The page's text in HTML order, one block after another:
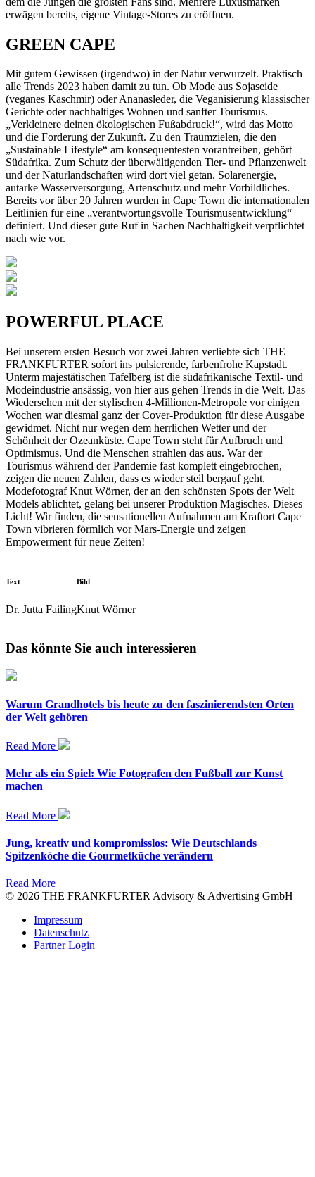
erwägen bereits, eigene Vintage-Stores zu eröffnen.
GREEN CAPE
Mit gutem Gewissen (irgendwo) in der Natur verwurzelt. Praktisch
alle Trends 2023 haben damit zu tun. Ob Mode aus Sojaseide
(veganes Kaschmir) oder Ananasleder, die Veganisierung klassischer
Gerichte oder nachhaltiges Wohnen und sanfter Tourismus.
„Verkleinere deinen ökologischen Fußabdruck!“, wird das Motto
und die Forderung der Zukunft. Zu den Traumzielen, die den
„Sustainable Lifestyle“ am konsequentesten vorantreiben, gehört
Südafrika. Zum Schutz der überwältigenden Tier- und Pflanzenwelt
und der Naturlandschaften wird dort viel getan. Solarenergie,
autarke Wasserversorgung, Artenschutz und mehr Vorbildliches.
Bereits vor über 20 Jahren wurden in Cape Town die internationalen
Leitlinien für eine „verantwortungsvolle Tourismusentwicklung“
definiert. Und dieser gute Ruf in Sachen Nachhaltigkeit verpflichtet
nach wie vor.
POWERFUL PLACE
Bei unserem ersten Besuch vor zwei Jahren verliebte sich THE
FRANKFURTER sofort ins pulsierende, farbenfrohe Kapstadt.
Unterm majestätischen Tafelberg ist die südafrikanische Textil- und
Modeindustrie ansässig, von hier aus gehen Trends in die Welt. Das
Wiedersehen mit der stylischen 4-Millionen-Metropole vor einigen
Wochen war diesmal ganz der Cover-Produktion für diese Ausgabe
gewidmet. Nicht nur wegen dem herrlichen Wetter und der
Schönheit der Ozeanküste. Cape Town steht für Aufbruch und
Optimismus. Und die Menschen strahlen das aus. War der
Tourismus während der Pandemie fast komplett eingebrochen,
zeigen die neuen Zahlen, dass es wieder steil bergauf geht.
Modefotograf Knut Wörner, der an den schönsten Spots der Welt
Models ablichtet, gelang bei unserer Produktion Magisches. Dieses
Licht! Wir finden, die sensationellen Aufnahmen am Kraftort Cape
Town vibrieren förmlich vor Mars-Energie und zeigen
Empowerment für neue Zeiten!
Text
Dr. Jutta Failing
Bild
Knut Wörner
Das könnte Sie auch interessieren
Warum Grandhotels bis heute zu den faszinierendsten Orten
der Welt gehören
Read More
Mehr als ein Spiel: Wie Fotografen den Fußball zur Kunst
machen
Read More
Jung, kreativ und kompromisslos: Wie Deutschlands
Spitzenköche die Gourmetküche verändern
Read More
© 2026 THE FRANKFURTER Advisory & Advertising GmbH
Impressum
Datenschutz
Partner Login